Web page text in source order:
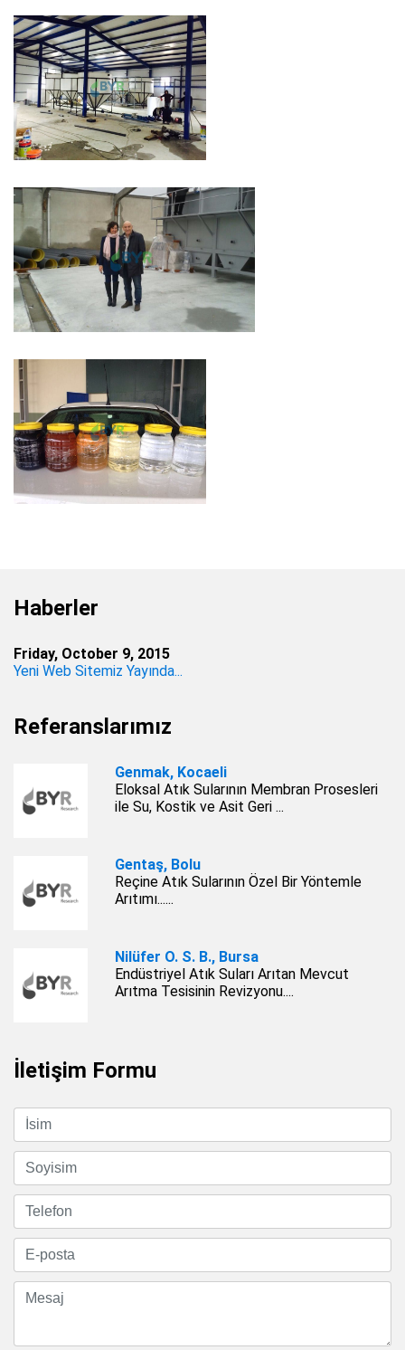
Haberler
Friday, October 9, 2015
Yeni Web Sitemiz Yayında...
Referanslarımız
Genmak, Kocaeli
Eloksal Atık Sularının Membran Prosesleri
ile Su, Kostik ve Asit Geri ...
Gentaş, Bolu
Reçine Atık Sularının Özel Bir Yöntemle
Arıtımı......
Nilüfer O. S. B., Bursa
Endüstriyel Atık Suları Arıtan Mevcut
Arıtma Tesisinin Revizyonu....
İletişim Formu